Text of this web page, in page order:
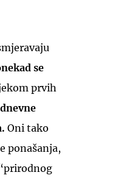
se
prvih
Oni tako
ponašanja,